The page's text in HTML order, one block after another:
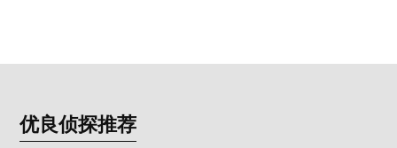
优良侦探推荐